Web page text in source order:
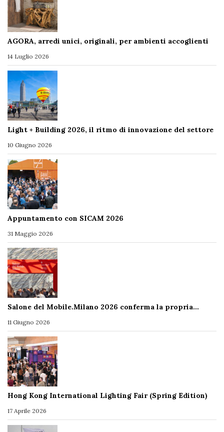
AGORA, arredi unici, originali, per ambienti accoglienti
14 Luglio 2026
Light + Building 2026, il ritmo di innovazione del settore
10 Giugno 2026
Appuntamento con SICAM 2026
31 Maggio 2026
Salone del Mobile.Milano 2026 conferma la propria…
11 Giugno 2026
Hong Kong International Lighting Fair (Spring Edition)
17 Aprile 2026